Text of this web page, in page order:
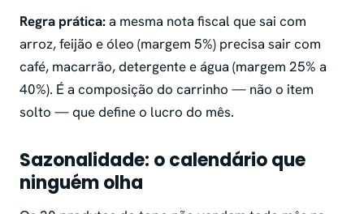
Regra prática:a mesma nota fiscal que sai com
arroz, feijão e óleo (margem 5%) precisa sair com
café, macarrão, detergente e água (margem 25% a
40%). É a composição do carrinho — não o item
solto — que define o lucro do mês.
Sazonalidade: o calendário que
ninguém olha